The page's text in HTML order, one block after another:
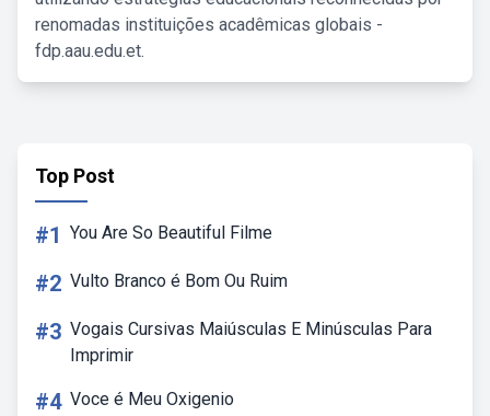
renomadas instituições acadêmicas globais -
fdp.aau.edu.et.
Top Post
#1 You Are So Beautiful Filme
#2 Vulto Branco é Bom Ou Ruim
#3 Vogais Cursivas Maiúsculas E Minúsculas Para
Imprimir
#4 Voce é Meu Oxigenio